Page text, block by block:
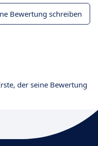
Bewertung schreiben
der seine Bewertung